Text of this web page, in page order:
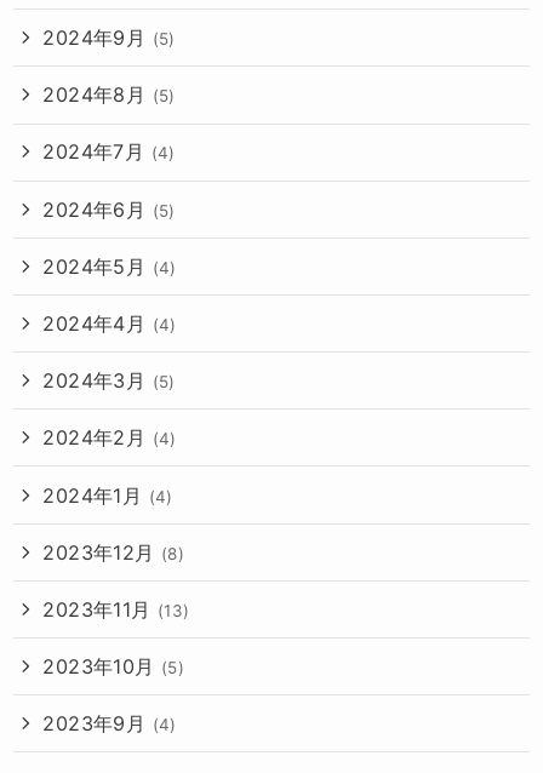
2024年9月 (5)
2024年8月 (5)
2024年7月 (4)
2024年6月 (5)
2024年5月 (4)
2024年4月 (4)
2024年3月 (5)
2024年2月 (4)
2024年1月 (4)
2023年12月 (8)
2023年11月 (13)
2023年10月 (5)
2023年9月 (4)